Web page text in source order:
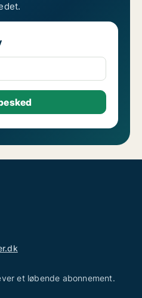
et løbende abonnement.